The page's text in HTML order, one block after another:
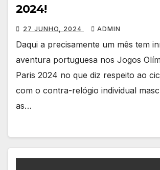
2024!
27 JUNHO, 2024 ADMIN
Daqui a precisamente um mês tem
aventura portuguesa nos Jogos
Paris 2024 no que diz respeito ao
com o contra-relógio individual
as…